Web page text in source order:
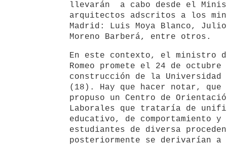
llevarán a cabo desde el
arquitectos adscritos a los
Madrid: Luis Moya Blanco, Julio
Moreno Barberá, entre otros.
En este contexto, el ministro
Romeo promete el 24 de
construcción de la Universidad
(18). Hay que hacer notar, que
propuso un Centro de
Laborales que trataría de
educativo, de comportamiento
estudiantes de diversa
posteriormente se derivarían a